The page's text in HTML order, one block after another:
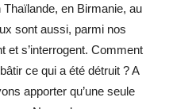
en Birmanie, au
sont aussi, parmi nos
et s’interrogent. Comment
ce qui a été détruit ? A
apporter qu’une seule